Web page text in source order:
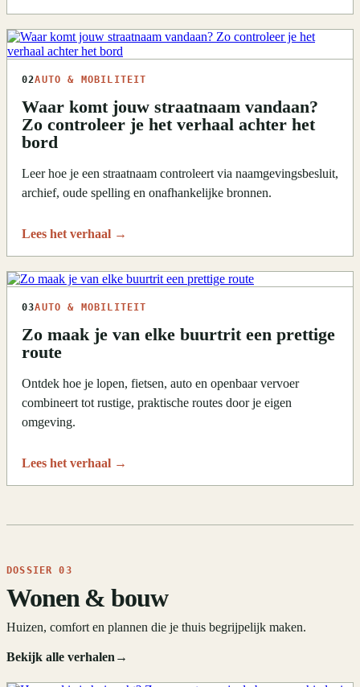
02AUTO & MOBILITEIT
Waar komt jouw straatnaam vandaan?
Zo controleer je het verhaal achter het
bord
Leer hoe je een straatnaam controleert via naamgevingsbesluit,
archief, oude spelling en onafhankelijke bronnen.
Lees het verhaal →
03AUTO & MOBILITEIT
Zo maak je van elke buurtrit een prettige
route
Ontdek hoe je lopen, fietsen, auto en openbaar vervoer
combineert tot rustige, praktische routes door je eigen
omgeving.
Lees het verhaal →
DOSSIER 03
Wonen & bouw
Huizen, comfort en plannen die je thuis begrijpelijk maken.
Bekijk alle verhalen→